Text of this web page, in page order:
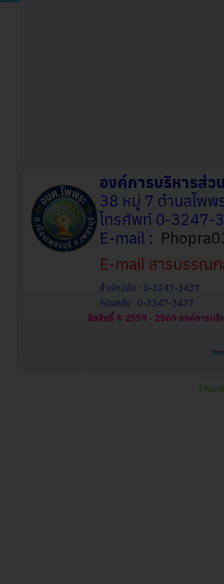
องค์การบริหารส่ว
38 หมู่ 7 ตำบลโพพ
โทรศัพท์ 0-3247-
E-mail :
E-mail สารบรรณ
สำนักปลัด : 0-3247-3437
กองคลัง : 0-3247-3437
ลิขสิทธิ์ © 2559 - 2569 องค์การบ